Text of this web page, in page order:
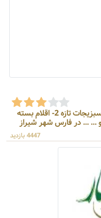
پخش کننده 1- اسنک ، تخم مرغ ، سبزیجات تازه 2- اقلام بسته
... ... در فارس شهر شیراز
4447 بازدید